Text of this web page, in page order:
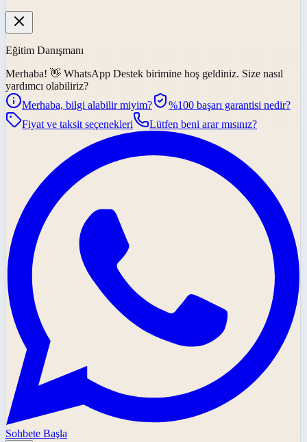
Eğitim Danışmanı
Merhaba! 👋 WhatsApp Destek birimine hoş geldiniz. Size nasıl
yardımcı olabiliriz?
Merhaba, bilgi alabilir miyim?
%100 başarı garantisi nedir?
Fiyat ve taksit seçenekleri
Lütfen beni arar mısınız?
Sohbete Başla